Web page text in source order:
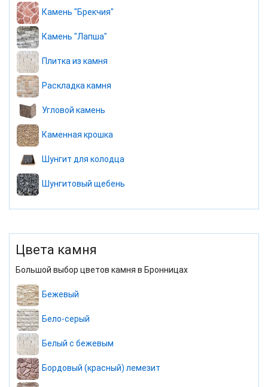
Камень "Брекчия"
Камень "Лапша"
Плитка из камня
Раскладка камня
Угловой камень
Каменная крошка
Шунгит для колодца
Шунгитовый щебень
Цвета камня
Большой выбор цветов камня в Бронницах
Бежевый
Бело-серый
Белый с бежевым
Бордовый (красный) лемезит